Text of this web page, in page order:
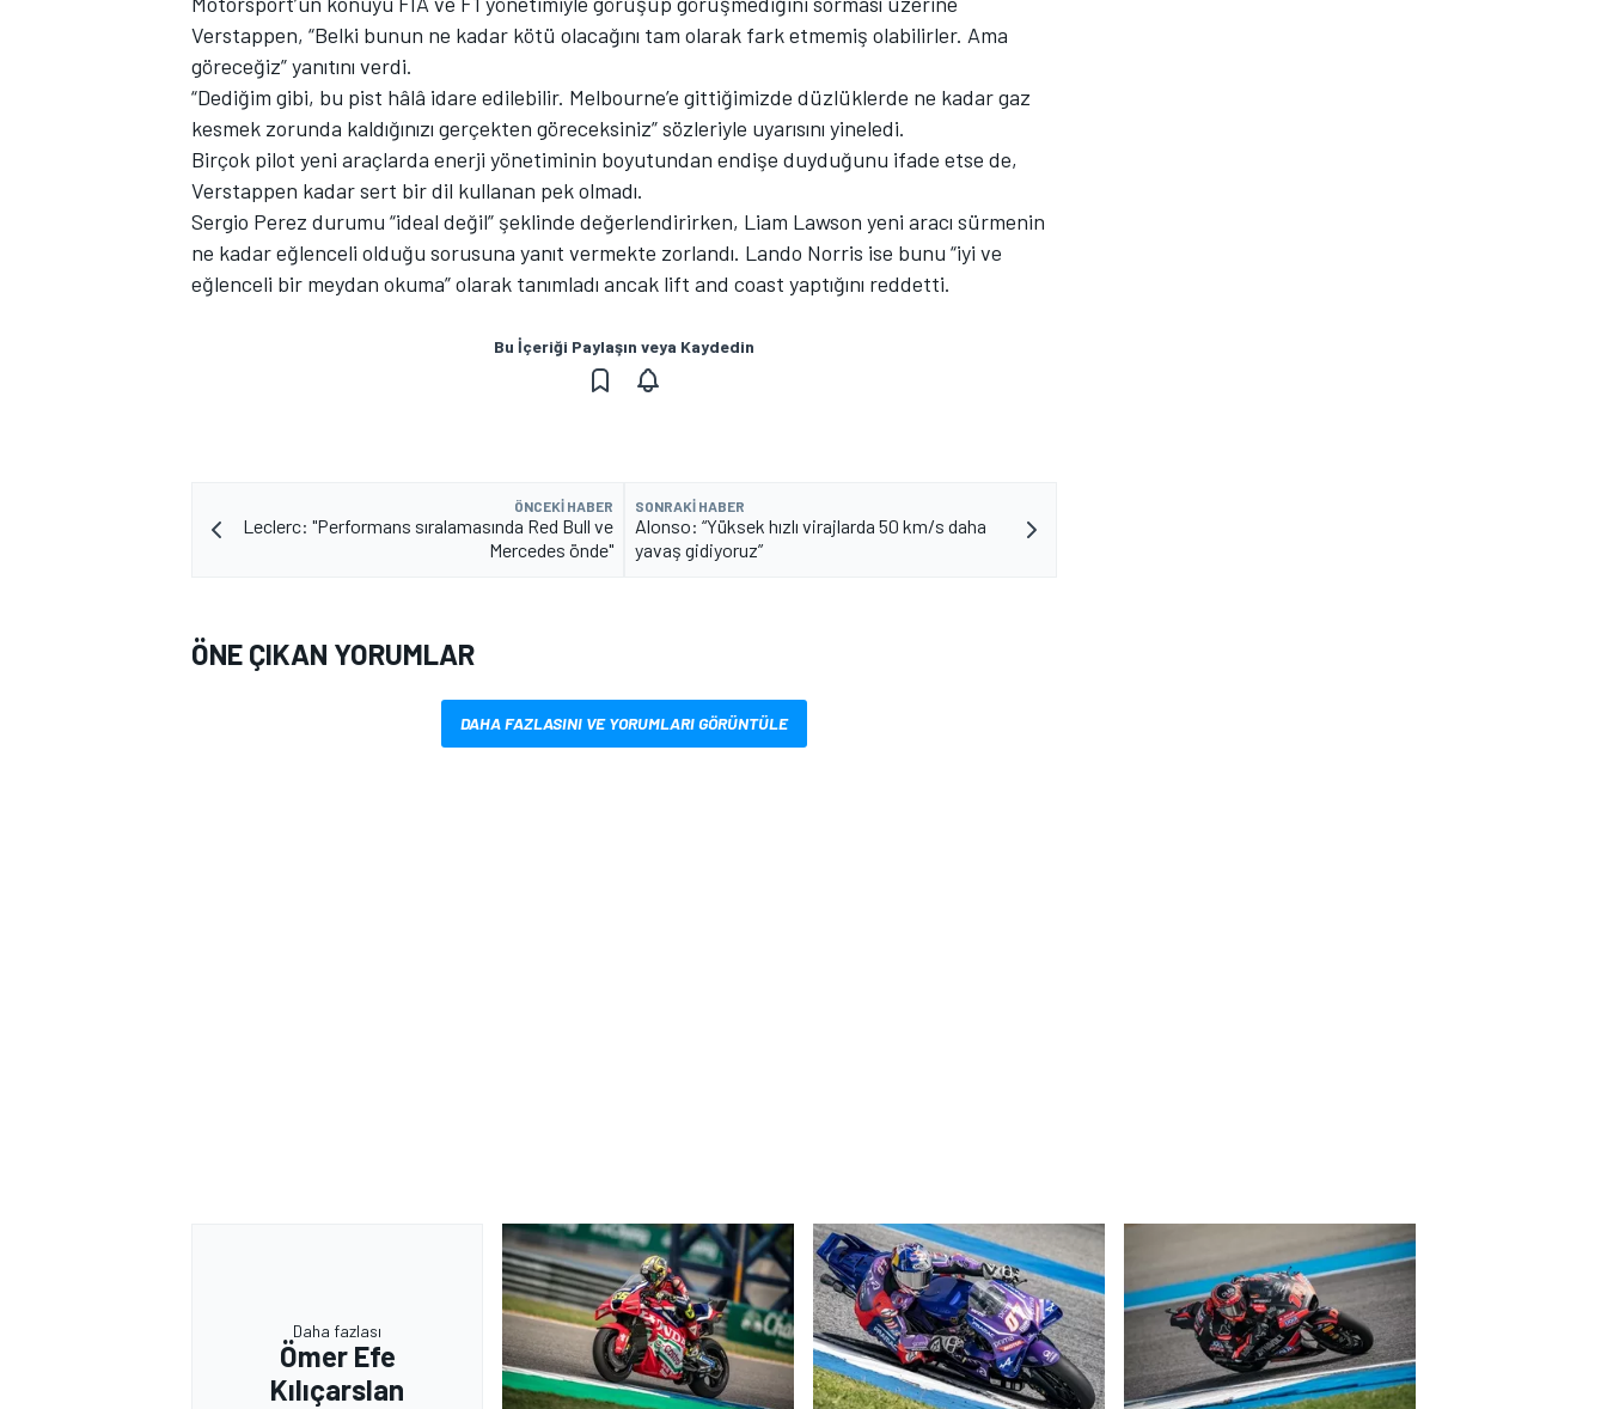
Verstappen, “Belki bunun ne kadar kötü olacağını tam olarak fark etmemiş olabilirler. Ama
göreceğiz” yanıtını verdi.
“Dediğim gibi, bu pist hâlâ idare edilebilir. Melbourne’e gittiğimizde düzlüklerde ne kadar gaz
kesmek zorunda kaldığınızı gerçekten göreceksiniz” sözleriyle uyarısını yineledi.
Birçok pilot yeni araçlarda enerji yönetiminin boyutundan endişe duyduğunu ifade etse de,
Verstappen kadar sert bir dil kullanan pek olmadı.
Sergio Perez durumu “ideal değil” şeklinde değerlendirirken, Liam Lawson yeni aracı sürmenin
ne kadar eğlenceli olduğu sorusuna yanıt vermekte zorlandı. Lando Norris ise bunu “iyi ve
eğlenceli bir meydan okuma” olarak tanımladı ancak lift and coast yaptığını reddetti.
Bu İçeriği Paylaşın veya Kaydedin
ÖNCEKI HABER
Leclerc: "Performans sıralamasında Red Bull ve
Mercedes önde"
SONRAKI HABER
Alonso: “Yüksek hızlı virajlarda 50 km/s daha
yavaş gidiyoruz”
ÖNE ÇIKAN YORUMLAR
DAHA FAZLASINI VE YORUMLARI GÖRÜNTÜLE
Daha fazlası
Ömer Efe
Kılıçarslan